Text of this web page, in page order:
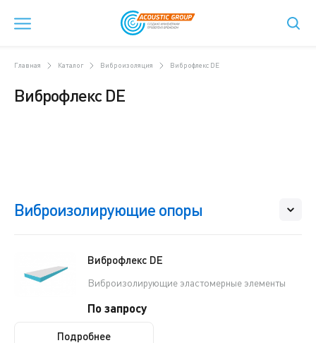
Главная Каталог Виброизоляция Виброфлекс DE
Виброфлекс DE
Виброизолирующие опоры
Виброфлекс DE
Виброизолирующие эластомерные элементы
По запросу
Подробнее